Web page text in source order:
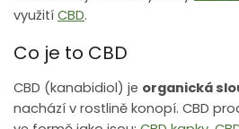
využití CBD.
Co je to CBD
CBD (kanabidiol) je organická
nachází v rostlině konopí. CBD